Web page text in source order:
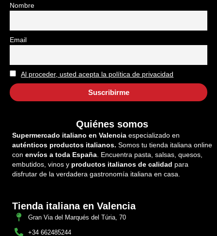
Nombre
Email
Al proceder, usted acepta la política de privacidad
Quiénes somos
Supermercado italiano en Valencia especializado en
auténticos productos italianos. Somos tu tienda italiana online
con envíos a toda España . Encuentra pasta, salsas, quesos,
embutidos, vinos y productos italianos de calidad para
disfrutar de la verdadera gastronomía italiana en casa.
Tienda italiana en Valencia
Gran Via del Marqués del Túria, 70
+34 662485244